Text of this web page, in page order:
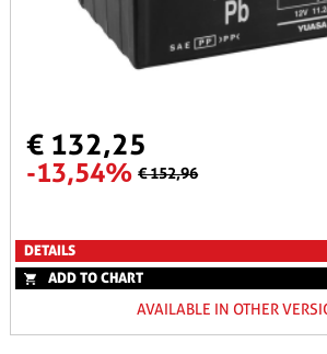
€ 132,25
-13,54% € 152,96
DETAILS
ADD TO CHART
AVAILABLE IN OTHER